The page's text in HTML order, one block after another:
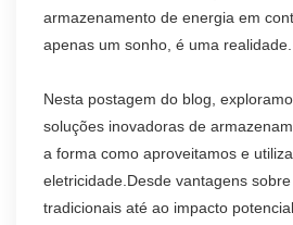
armazenamento de energia em
apenas um sonho, é uma realidade.
Nesta postagem do blog,
soluções inovadoras de
a forma como aproveitamos e
eletricidade.Desde vantagens
tradicionais até ao impacto